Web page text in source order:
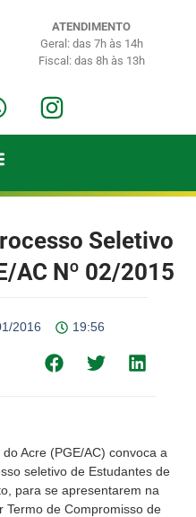
ATENDIMENTO
Geral: das 7h às 14h
Fiscal: das 8h às 13h
Seletivo
AC Nº 02/2015
2016 19:56
Acre (PGE/AC) convoca a
seletivo de Estudantes de
para se apresentarem na
Termo de Compromisso de